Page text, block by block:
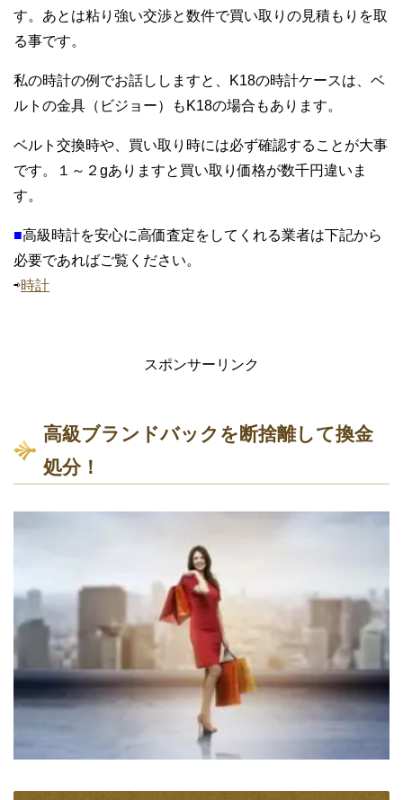
す。あとは粘り強い交渉と数件で買い取りの見積もりを取
る事です。
私の時計の例でお話ししますと、K18の時計ケースは、ベ
ルトの金具（ビジョー）もK18の場合もあります。
ベルト交換時や、買い取り時には必ず確認することが大事
です。１～２gありますと買い取り価格が数千円違いま
す。
■高級時計を安心に高価査定をしてくれる業者は下記から
必要であればご覧ください。
⇨時計
スポンサーリンク
高級ブランドバックを断捨離して換金
処分！